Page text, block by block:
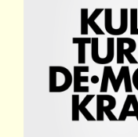
Erste
Spende